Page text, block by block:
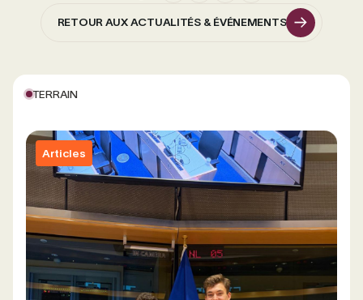
RETOUR AUX ACTUALITÉS & ÉVÉNEMENTS
TERRAIN
Articles